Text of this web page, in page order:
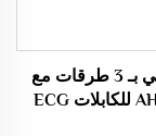
كابل طبي بـ 3 طرقات مع
أزرار AHA للكابلات ECG